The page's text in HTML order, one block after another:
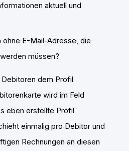
aktuell und
ohne E-Mail-Adresse, die
müssen?
dem Profil
wird im Feld
eben erstellte Profil
einmalig pro Debitor und
Rechnungen an diesen